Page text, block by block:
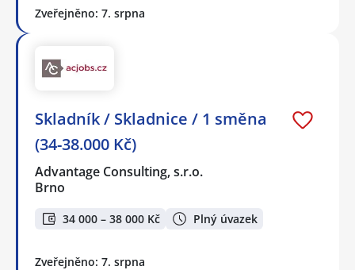
Zveřejněno: 7. srpna
Skladník / Skladnice / 1 směna
(34-38.000 Kč)
Advantage Consulting, s.r.o.
Brno
34 000 – 38 000 Kč Plný úvazek
Zveřejněno: 7. srpna